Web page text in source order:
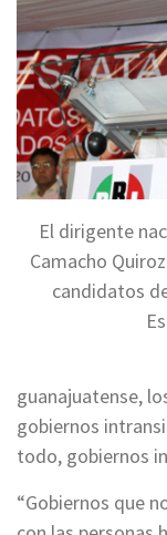
El dirigente
Camacho
candidatos
guanajuatense,
gobiernos
todo, gobiernos
“Gobiernos que